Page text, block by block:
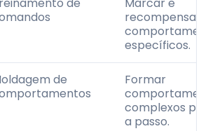
de
Marcar e
recompensar
específicos.
de
Formar
complexos
a passo.